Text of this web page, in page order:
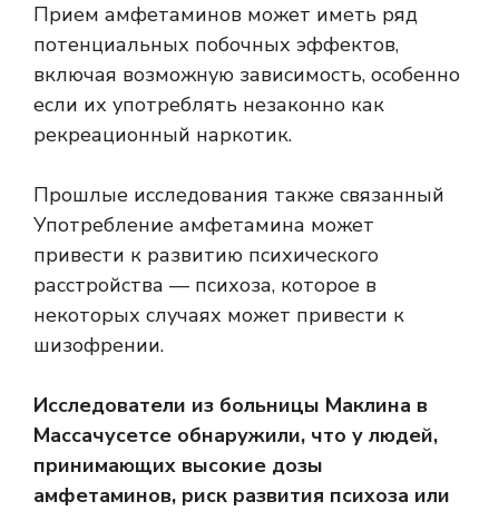
Прием амфетаминов может иметь ряд
потенциальных побочных эффектов,
включая возможную зависимость, особенно
если их употреблять незаконно как
рекреационный наркотик.
Прошлые исследования также связанный
Употребление амфетамина может
привести к развитию психического
расстройства — психоза, которое в
некоторых случаях может привести к
шизофрении.
Исследователи из больницы Маклина в
Массачусетсе обнаружили, что у людей,
принимающих высокие дозы
амфетаминов, риск развития психоза или